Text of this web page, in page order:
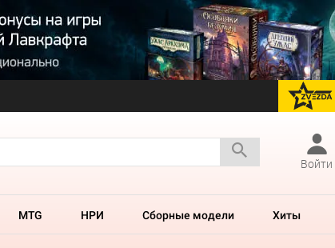
Войти
MTG НРИ Сборные модели Хиты